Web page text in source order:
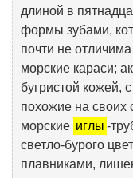
длиной в
формы зубами,
почти не
морские караси;
бугристой кожей,
похожие на
морские иглы -
светло-бурого
плавниками,